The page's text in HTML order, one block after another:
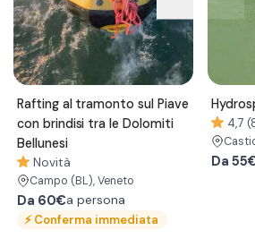
Rafting al tramonto sul Piave
con brindisi tra le Dolomiti
Bellunesi
Novità
Campo (BL), Veneto
Da 60€a persona
⚡Conferma immediata
4,7
Da